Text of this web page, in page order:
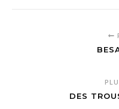
DES